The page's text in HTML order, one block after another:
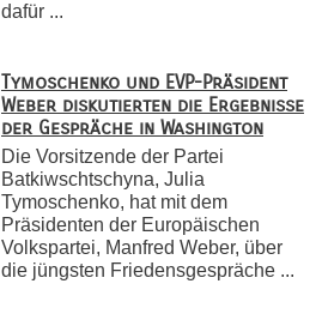
dafür ...
Tymoschenko und EVP-Präsident
Weber diskutierten die Ergebnisse
der Gespräche in Washington
Die Vorsitzende der Partei
Batkiwschtschyna, Julia
Tymoschenko, hat mit dem
Präsidenten der Europäischen
Volkspartei, Manfred Weber, über
die jüngsten Friedensgespräche ...